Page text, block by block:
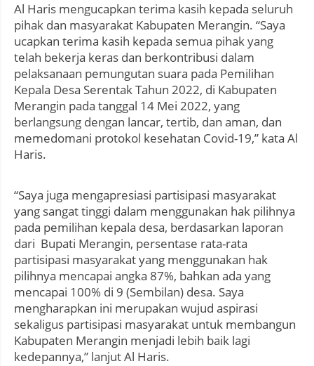
Al Haris mengucapkan terima kasih kepada seluruh
pihak dan masyarakat Kabupaten Merangin. “Saya
ucapkan terima kasih kepada semua pihak yang
telah bekerja keras dan berkontribusi dalam
pelaksanaan pemungutan suara pada Pemilihan
Kepala Desa Serentak Tahun 2022, di Kabupaten
Merangin pada tanggal 14 Mei 2022, yang
berlangsung dengan lancar, tertib, dan aman, dan
memedomani protokol kesehatan Covid-19,” kata Al
Haris.
“Saya juga mengapresiasi partisipasi masyarakat
yang sangat tinggi dalam menggunakan hak pilihnya
pada pemilihan kepala desa, berdasarkan laporan
dari Bupati Merangin, persentase rata-rata
partisipasi masyarakat yang menggunakan hak
pilihnya mencapai angka 87%, bahkan ada yang
mencapai 100% di 9 (Sembilan) desa. Saya
mengharapkan ini merupakan wujud aspirasi
sekaligus partisipasi masyarakat untuk membangun
Kabupaten Merangin menjadi lebih baik lagi
kedepannya,” lanjut Al Haris.